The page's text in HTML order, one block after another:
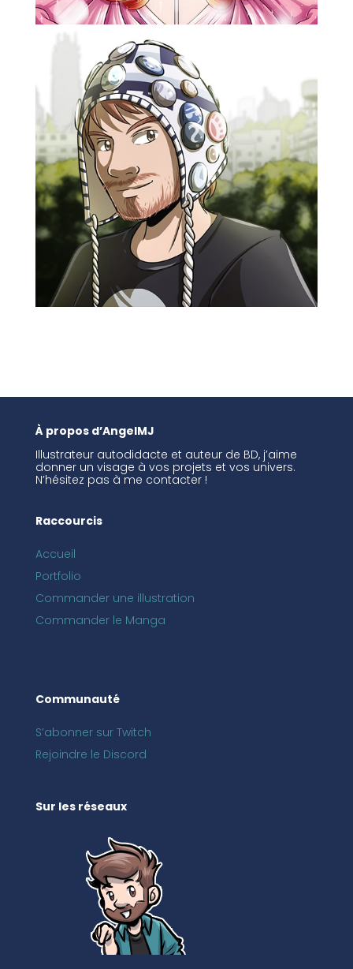
À propos d’AngelMJ
Illustrateur autodidacte et auteur de BD, j’aime
donner un visage à vos projets et vos univers.
N’hésitez pas à me contacter !
Raccourcis
Accueil
Portfolio
Commander une illustration
Commander le Manga
Communauté
S’abonner sur Twitch
Rejoindre le Discord
Sur les réseaux